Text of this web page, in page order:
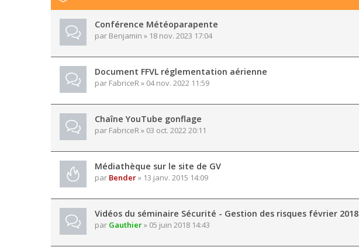
Conférence Météoparapente
par Benjamin » 18 nov. 2023 17:04
Document FFVL réglementation aérienne
par FabriceR» 04 nov. 2022 11:59
Chaîne YouTube gonflage
par FabriceR» 03 oct. 2022 20:11
Médiathèque sur le site de GV
par Bender» 13 janv. 2015 14:09
Vidéos du séminaire Sécurité - Gestion des risques février 2018
par Gauthier» 05 juin 2018 14:43